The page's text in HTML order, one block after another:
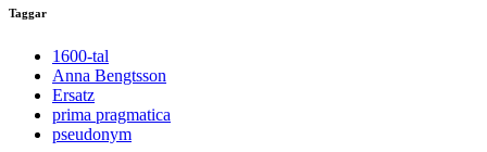
Taggar
1600-tal
Anna Bengtsson
Ersatz
prima pragmatica
pseudonym